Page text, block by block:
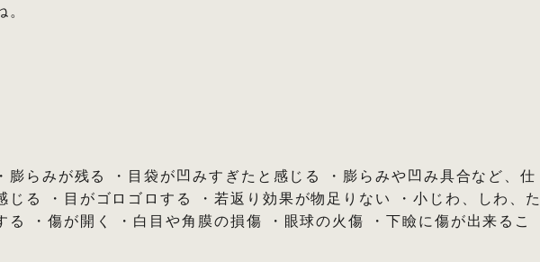
。
膨らみが残る ・目袋が凹みすぎたと感じる ・膨らみや凹み具合など、仕
じる ・目がゴロゴロする ・若返り効果が物足りない ・小じわ、しわ、た
る ・傷が開く ・白目や角膜の損傷 ・眼球の火傷 ・下瞼に傷が出来るこ